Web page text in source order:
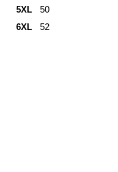
5XL
50
6XL
52